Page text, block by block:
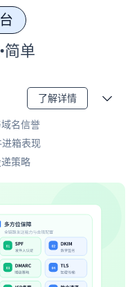
简单
了解详情
名信誉
箱表现
策略